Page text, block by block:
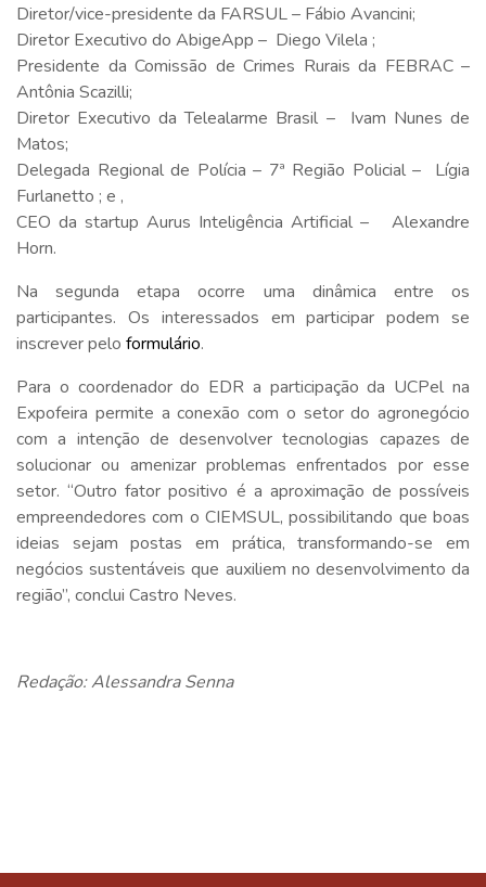
Diretor/vice-presidente da FARSUL – Fábio Avancini;
Diretor Executivo do AbigeApp – Diego Vilela ;
Presidente da Comissão de Crimes Rurais da FEBRAC –
Antônia Scazilli;
Diretor Executivo da Telealarme Brasil – Ivam Nunes de
Matos;
Delegada Regional de Polícia – 7ª Região Policial – Lígia
Furlanetto ; e ,
CEO da startup Aurus Inteligência Artificial – Alexandre
Horn.
Na segunda etapa ocorre uma dinâmica entre os
participantes. Os interessados em participar podem se
inscrever pelo formulário.
Para o coordenador do EDR a participação da UCPel na
Expofeira permite a conexão com o setor do agronegócio
com a intenção de desenvolver tecnologias capazes de
solucionar ou amenizar problemas enfrentados por esse
setor. “Outro fator positivo é a aproximação de possíveis
empreendedores com o CIEMSUL, possibilitando que boas
ideias sejam postas em prática, transformando-se em
negócios sustentáveis que auxiliem no desenvolvimento da
região”, conclui Castro Neves.
Redação: Alessandra Senna